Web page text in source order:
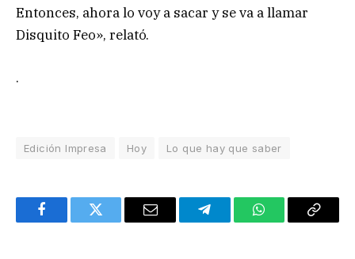
Entonces, ahora lo voy a sacar y se va a llamar
Disquito Feo», relató.
.
Edición Impresa Hoy Lo que hay que saber
FacebookTwitter Email TelegramWhatsAppCopy